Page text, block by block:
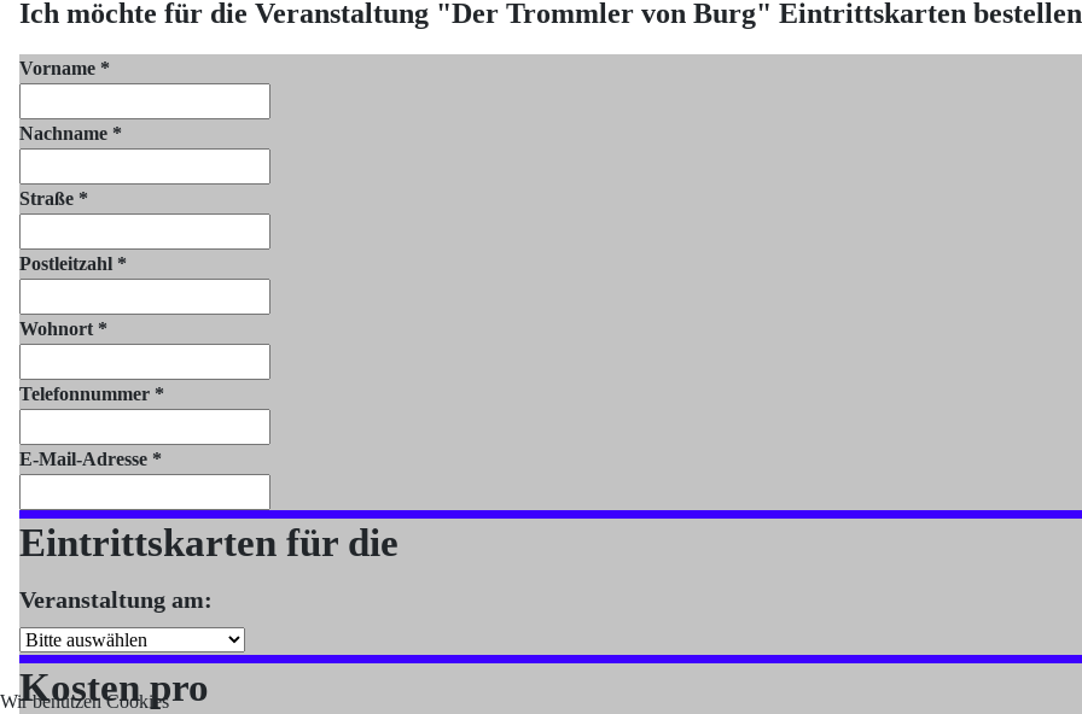
Ich möchte für die Veranstaltung "Der Trommler von Burg" Eintrittskarten
Vorname *
Nachname *
Straße *
Postleitzahl *
Wohnort *
Telefonnummer *
E-Mail-Adresse *
Eintrittskarten für die
Veranstaltung am:
Kosten pro
Wir benutzen Cookies